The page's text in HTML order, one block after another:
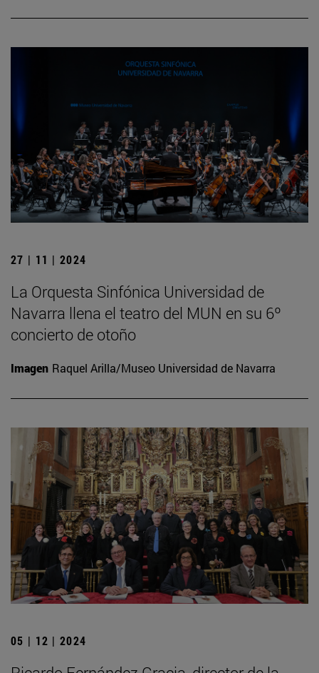
27 | 11 | 2024
La Orquesta Sinfónica Universidad de
Navarra llena el teatro del MUN en su 6º
concierto de otoño
Imagen Raquel Arilla/Museo Universidad de Navarra
05 | 12 | 2024